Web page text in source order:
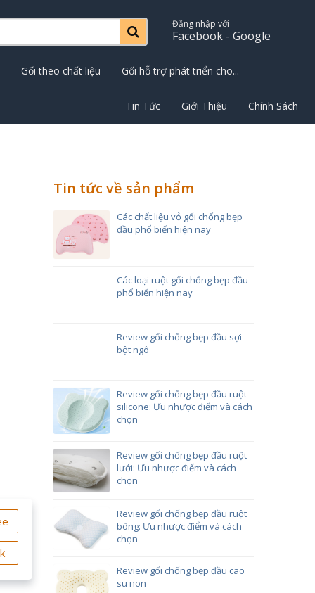
Đăng nhập với
Facebook - Google
Gối theo chất liệu Gối hỗ trợ phát triển cho...
Tin Tức Giới Thiệu Chính Sách
Tin tức về sản phẩm
Các chất liệu vỏ gối chống bẹp
đầu phổ biến hiện nay
Các loại ruột gối chống bẹp đầu
phổ biến hiện nay
Review gối chống bẹp đầu sợi
bột ngô
Review gối chống bẹp đầu ruột
silicone: Ưu nhược điểm và cách
chọn
Review gối chống bẹp đầu ruột
lưới: Ưu nhược điểm và cách
chọn
Review gối chống bẹp đầu ruột
bông: Ưu nhược điểm và cách
chọn
Review gối chống bẹp đầu cao
su non